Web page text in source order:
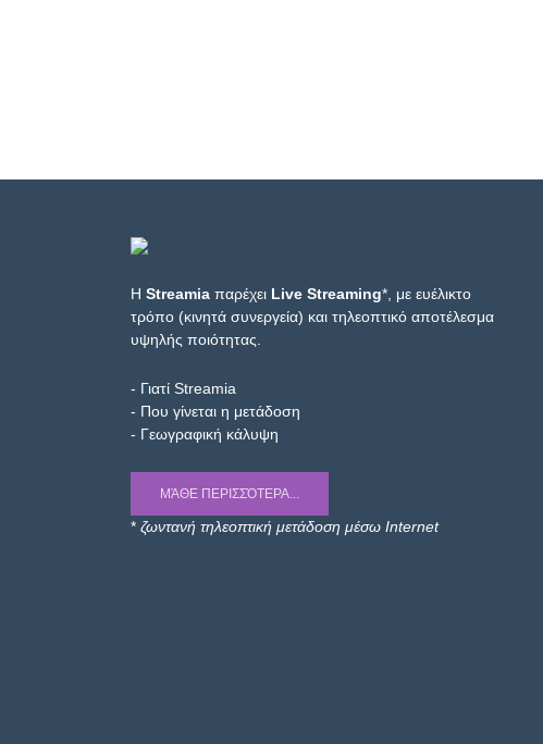
Η Streamia παρέχει Live Streaming*, με ευέλικτο
τρόπο (κινητά συνεργεία) και τηλεοπτικό αποτέλεσμα
υψηλής ποιότητας.
- Γιατί Streamia
- Που γίνεται η μετάδοση
- Γεωγραφική κάλυψη
ΜΆΘΕ ΠΕΡΙΣΣΌΤΕΡΑ...
* ζωντανή τηλεοπτική μετάδοση μέσω Internet